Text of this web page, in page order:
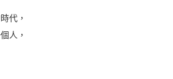
代，
人，